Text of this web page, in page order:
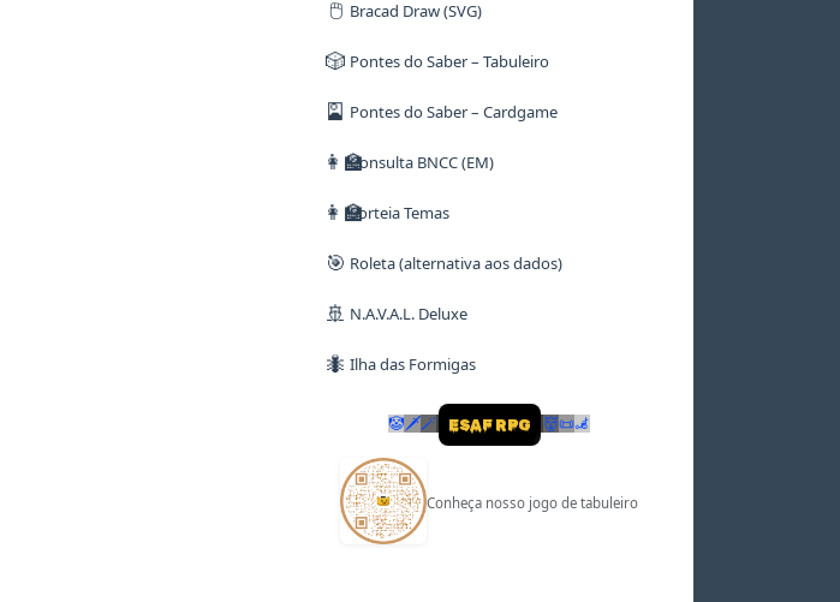
🖱️ Bracad Draw (SVG)
🎲 Pontes do Saber – Tabuleiro
🎴 Pontes do Saber – Cardgame
👩‍🏫Consulta BNCC (EM)
👩‍🏫Sorteia Temas
🎯 Roleta (alternativa aos dados)
🚢 N.A.V.A.L. Deluxe
🐜 Ilha das Formigas
🤡🗡🪄 ESAF RPG 👹📜🦼
Conheça nosso jogo de tabuleiro